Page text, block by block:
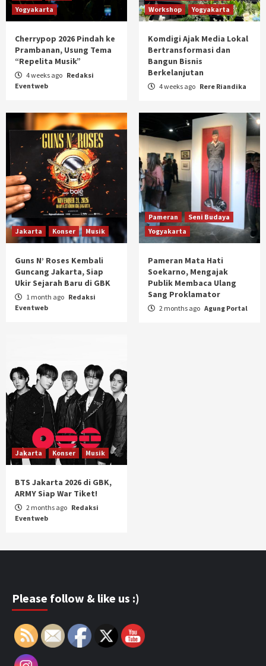
Yogyakarta
Cherrypop 2026 Pindah ke
Prambanan, Usung Tema
“Repelita Musik”
4 weeks ago Redaksi
Eventweb
Workshop
Yogyakarta
Komdigi Ajak Media Lokal
Bertransformasi dan
Bangun Bisnis
Berkelanjutan
4 weeks ago Rere Riandika
Jakarta Konser Musik
Guns N’ Roses Kembali
Guncang Jakarta, Siap
Ukir Sejarah Baru di GBK
1 month ago Redaksi
Eventweb
Pameran
Seni Budaya
Yogyakarta
Pameran Mata Hati
Soekarno, Mengajak
Publik Membaca Ulang
Sang Proklamator
2 months ago Agung Portal
Jakarta Konser Musik
BTS Jakarta 2026 di GBK,
ARMY Siap War Tiket!
2 months ago Redaksi
Eventweb
Please follow & like us :)